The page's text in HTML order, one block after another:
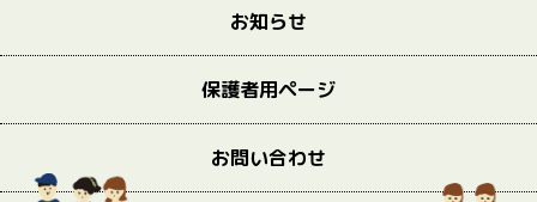
お知らせ
保護者用ページ
お問い合わせ